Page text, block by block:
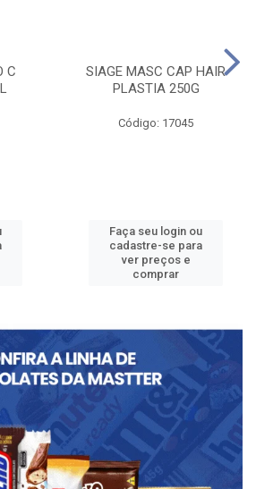
C
SIAGE MASC CAP HAIR
PLASTIA 250G
Código: 17045
Faça seu login ou
cadastre-se para
ver preços e
comprar